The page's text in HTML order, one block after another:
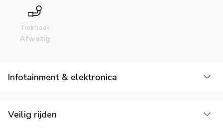
Trekhaak
Afwezig
Infotainment & elektronica
Veilig rijden